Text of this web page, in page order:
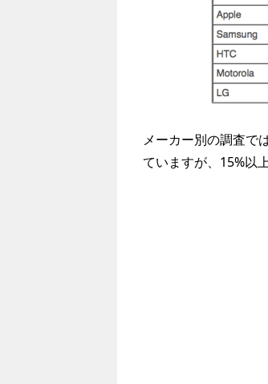
メーカー別の調査で
ていますが、15%以